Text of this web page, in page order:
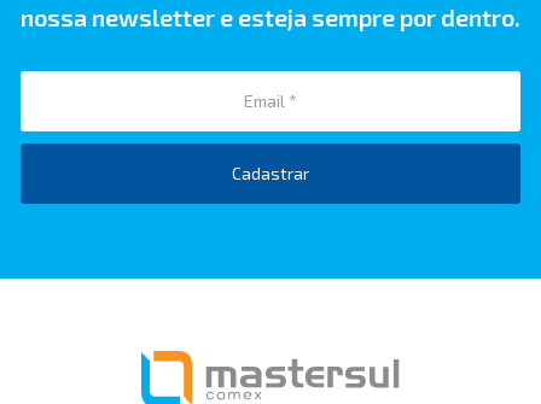
nossa newsletter e esteja sempre por dentro.
Cadastrar